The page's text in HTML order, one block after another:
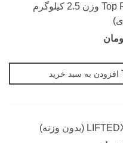
وزنه شنی Top Fit وزن 2.5 کیلوگرم
افزودن به سبد خرید